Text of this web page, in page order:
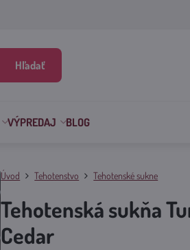
Hľadať
VÝPREDAJ BLOG
Úvod Tehotenstvo Tehotenské sukne
Tehotenská sukňa
Cedar